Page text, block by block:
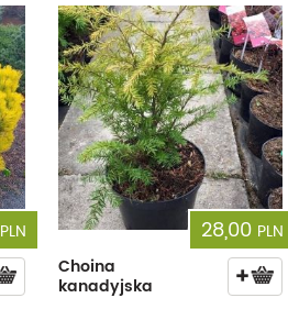
PLN
28,00 PLN
Choina
kanadyjska